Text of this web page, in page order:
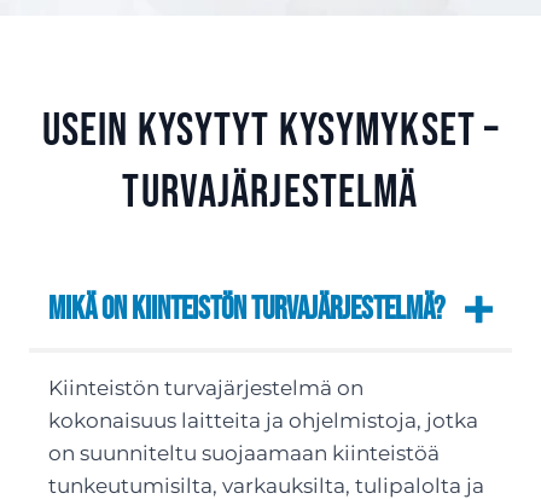
Usein kysytyt kysymykset –
Turvajärjestelmä
Mikä on kiinteistön turvajärjestelmä?
Kiinteistön turvajärjestelmä on
kokonaisuus laitteita ja ohjelmistoja, jotka
on suunniteltu suojaamaan kiinteistöä
tunkeutumisilta, varkauksilta, tulipalolta ja